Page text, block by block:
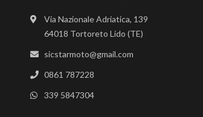
Via Nazionale Adriatica, 139
64018 Tortoreto Lido (TE)
sicstarmoto@gmail.com
0861 787228
339 5847304